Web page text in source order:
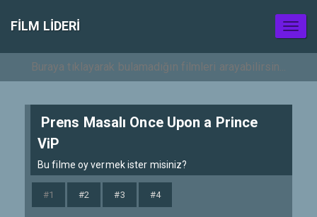
FILM LIDERI
Prens Masalı Once Upon a Prince
ViP
Bu filme oy vermek ister misiniz?
#1 #2 #3 #4